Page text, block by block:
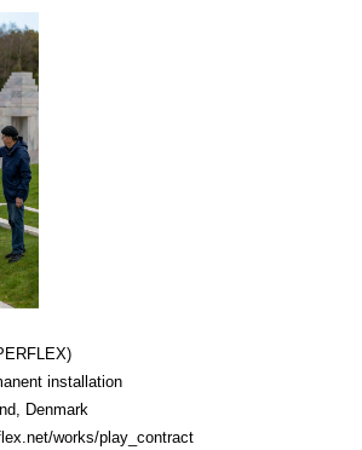
31, 2021
31, 2021
, 2021. Photo: Torben Eskerod
installation
Denmark
works/play_contract